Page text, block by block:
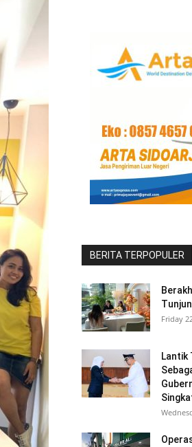
BERITA TERPOPULER
Friday
Lantik